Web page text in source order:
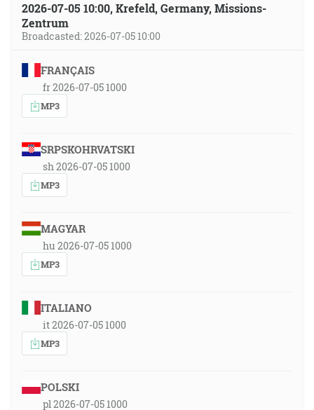
2026-07-05 10:00, Krefeld, Germany, Missions-
Zentrum
Broadcasted: 2026-07-05 10:00
FRANÇAIS
fr 2026-07-05 1000
MP3
SRPSKOHRVATSKI
sh 2026-07-05 1000
MP3
MAGYAR
hu 2026-07-05 1000
MP3
ITALIANO
it 2026-07-05 1000
MP3
POLSKI
pl 2026-07-05 1000